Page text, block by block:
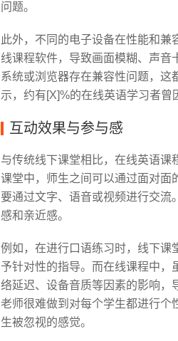
问题。
此外，不同的电子设备在性能和
线课程软件，导致画面模糊、声音
系统或浏览器存在兼容性问题，这
示，约有[X]%的在线英语学习者曾
互动效果与参与感
与传统线下课堂相比，在线英语课
课堂中，师生之间可以通过面对面
要通过文字、语音或视频进行交流
感和亲近感。
例如，在进行口语练习时，线下课
予针对性的指导。而在线课程中，
络延迟、设备音质等因素的影响，
老师很难做到对每个学生都进行个
生被忽视的感觉。